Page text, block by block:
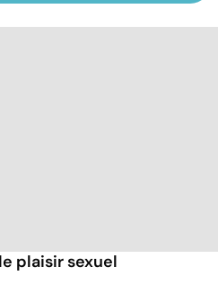
plaisir sexuel